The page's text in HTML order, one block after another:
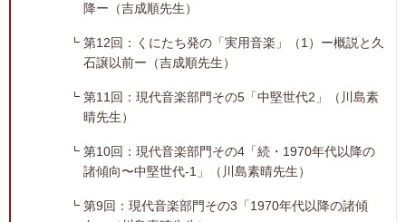
降ー（吉成順先生）
第12回：くにたち発の「実用音楽」（1）ー概説と久
石譲以前ー（吉成順先生）
第11回：現代音楽部門その5「中堅世代2」（川島素
晴先生）
第10回：現代音楽部門その4「続・1970年代以降の
諸傾向〜中堅世代-1」（川島素晴先生）
第9回：現代音楽部門その3「1970年代以降の諸傾